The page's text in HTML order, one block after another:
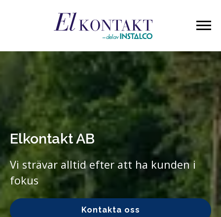
Elkontakt AB
Vi strävar alltid efter att ha kunden i
fokus
Kontakta oss